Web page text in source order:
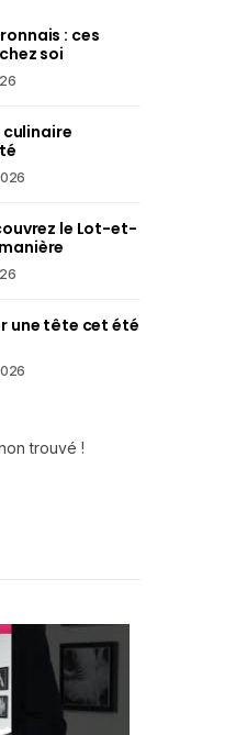
: ces
soi
le Lot-et-
une tête cet été
trouvé !